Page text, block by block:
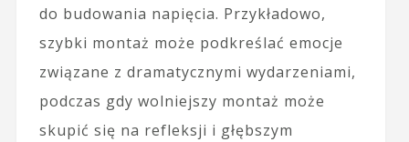
do budowania napięcia. Przykładowo,
szybki montaż może podkreślać emocje
związane z dramatycznymi wydarzeniami,
podczas gdy wolniejszy montaż może
skupić się na refleksji i głębszym